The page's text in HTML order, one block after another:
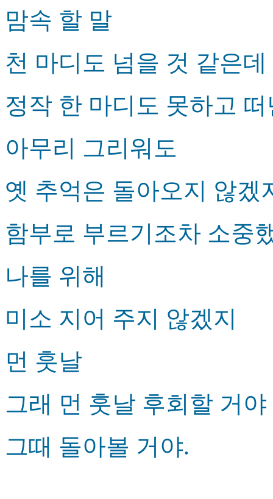
맘속 할 말
천 마디도 넘을 것 같은데
정작 한 마디도 못하고
아무리 그리워도
옛 추억은 돌아오지 않겠
함부로 부르기조차 소중
나를 위해
미소 지어 주지 않겠지
먼 훗날
그래 먼 훗날 후회할 거야
그때 돌아볼 거야.